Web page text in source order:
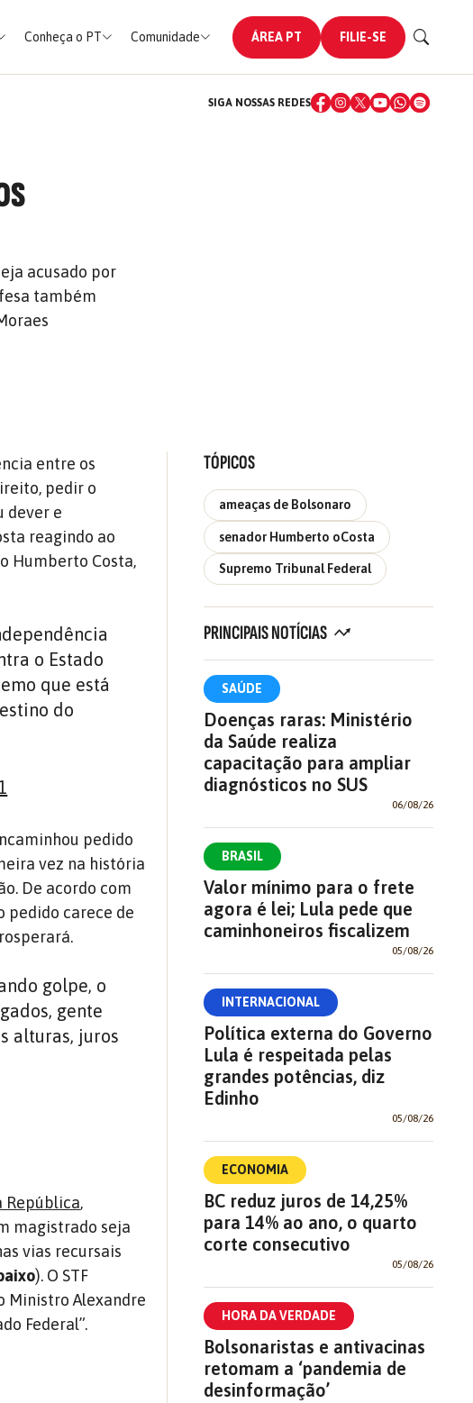
Conheça o PT Comunidade ÁREA PT FILIE-SE
SIGA NOSSAS REDES
acusado por
também
entre os
pedir o
dever e
reagindo ao
Humberto Costa,
o Estado
que está
do
pedido
vez na história
De acordo com
pedido carece de
golpe, o
gente
alturas, juros
República,
magistrado seja
vias recursais
). O STF
Ministro Alexandre
Federal”.
TÓPICOS
ameaças de Bolsonaro
senador Humberto oCosta
Supremo Tribunal Federal
PRINCIPAIS NOTÍCIAS
SAÚDE
Doenças raras: Ministério
da Saúde realiza
capacitação para ampliar
diagnósticos no SUS
06/08/26
BRASIL
Valor mínimo para o frete
agora é lei; Lula pede que
caminhoneiros fiscalizem
05/08/26
INTERNACIONAL
Política externa do Governo
Lula é respeitada pelas
grandes potências, diz
Edinho
05/08/26
ECONOMIA
BC reduz juros de 14,25%
para 14% ao ano, o quarto
corte consecutivo
05/08/26
HORA DA VERDADE
Bolsonaristas e antivacinas
retomam a ‘pandemia de
desinformação’